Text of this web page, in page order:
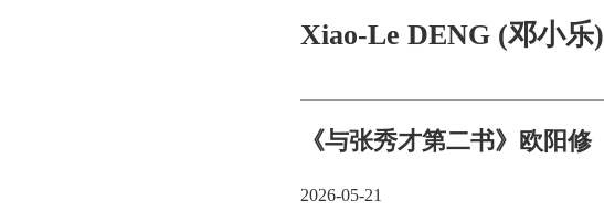
Xiao-Le DENG (邓小乐)
《与张秀才第二书》欧阳修
2026-05-21